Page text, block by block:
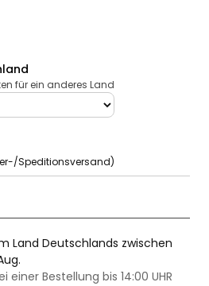
für ein anderes Land
Speditionsversand)
Land Deutschlands zwischen
Bestellung bis 14:00 UHR